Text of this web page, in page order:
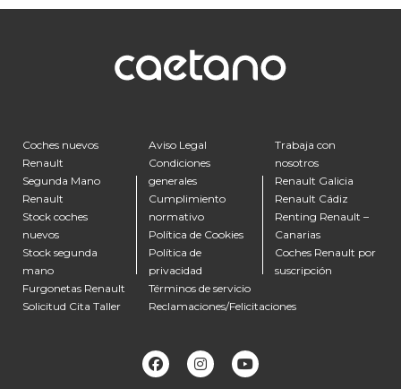
Coches nuevos
Renault
Segunda Mano
Renault
Stock coches
nuevos
Stock segunda
mano
Furgonetas Renault
Solicitud Cita Taller
Aviso Legal
Condiciones
generales
Cumplimiento
normativo
Política de Cookies
Política de
privacidad
Términos de servicio
Reclamaciones/Felicitaciones
Trabaja con
nosotros
Renault Galicia
Renault Cádiz
Renting Renault –
Canarias
Coches Renault por
suscripción